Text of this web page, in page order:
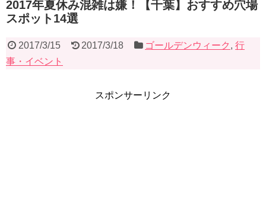
2017年夏休み混雑は嫌！【千葉】おすすめ穴場
スポット14選
2017/3/15 2017/3/18 ゴールデンウィーク ,行
事・イベント
スポンサーリンク